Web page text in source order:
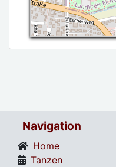
Navigation
Home
Tanzen